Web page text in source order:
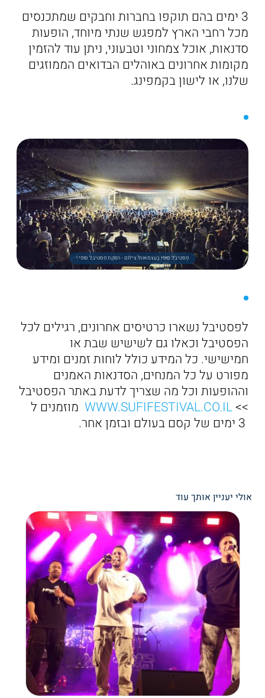
3 ימים בהם תוקפו בחברות וחבקים שמתכנסים
מכל רחבי הארץ למפגש שנתי מיוחד, הופעות
סדנאות, אוכל צמחוני וטבעוני, ניתן עוד להזמין
מקומות אחרונים באוהלים הבדואים הממוזגים
שלנו, או לישון בקמפינג.
פסטיבל סופי בעצמאות! צילום - הפקת פסטיבל סופי !
לפסטיבל נשארו כרטיסים אחרונים, רגילים לכל
הפסטיבל וכאלו גם לשישיש שבת או
חמישישי. כל המידע כולל לוחות זמנים ומידע
מפורט על כל המנחים, הסדנאות האמנים
וההופעות וכל מה שצריך לדעת באתר הפסטיבל
>>
WWW.SUFIFESTIVAL.CO.ILמוזמנים ל
אולי יעניין אותך עוד